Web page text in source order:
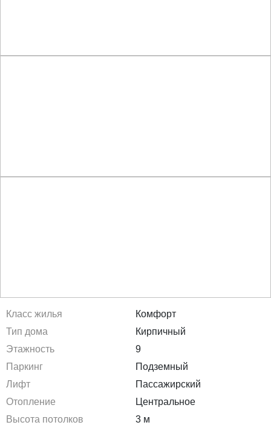
Класс жилья
Комфорт
Тип дома
Кирпичный
Этажность
9
Паркинг
Подземный
Лифт
Пассажирский
Отопление
Центральное
Высота потолков
3 м